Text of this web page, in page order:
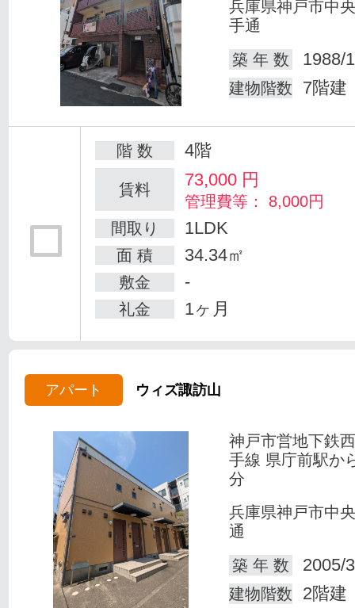
兵庫県神戸市中
手通
築 年 数
1988/
建物階数 7階建
階 数 4階
賃料 73,000 円
管理費等： 8,000円
間取り
1LDK
面 積 34.34㎡
敷金 -
礼金 1ヶ月
アパート ウィズ諏訪山
神戸市営地下鉄
手線 県庁前駅か
分
兵庫県神戸市中
通
築 年 数
2005/
建物階数 2階建